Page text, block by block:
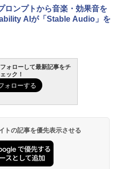
スポート公式テキスト 第４版
ト表現辞典: 思い通りの絵を引き
ロンプトの言葉 AI画像生成シリー
ーイラストLabo)
いちばんやさしい 教科書:
ュアル AI副業にもコンテンツ作成
出版にも！ 非エンジニアのた
コーディング入門シリーズ
Kindle Paperwhite (16GB) 7イ
スプレイ、色調調節ライト、12
バッテリー、広告なし、ブラッ
Kindle - 目に優しい、かさばら
きな画面で読みやすい、6週間持
テリー、6インチディスプレイ電子
Paperwhite シグニチャーエディ
(32GB) 7インチディスプレイ、明
ロンプトから音楽・効果音を
AIが「Stable Audio」を
ォローして最新記事をチ
ェック！
トの記事を優先表示させる